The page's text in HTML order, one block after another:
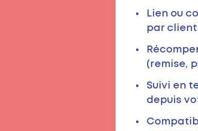
Lien ou
par client
(remise,
Suivi en
depuis